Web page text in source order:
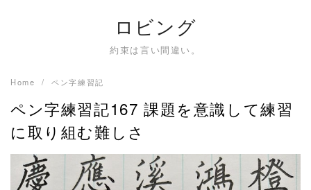
ロビング
約束は言い間違い。
Home ペン字練習記
ペン字練習記167 課題を意識して練習
に取り組む難しさ